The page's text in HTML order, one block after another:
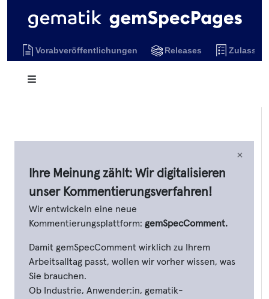
Vorabveröffentlichungen Releases
×
Ihre Meinung zählt: Wir digitalisieren
unser Kommentierungsverfahren!
Wir entwickeln eine neue
Kommentierungsplattform: gemSpecComment.
Damit gemSpecComment wirklich zu Ihrem
Arbeitsalltag passt, wollen wir vorher wissen, was
Sie brauchen.
Ob Industrie, Anwender:in, gematik-